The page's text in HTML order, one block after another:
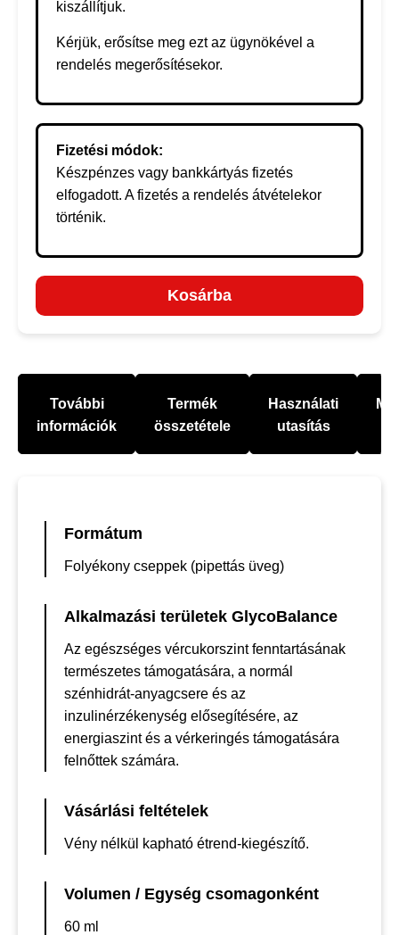
kiszállítjuk.
Kérjük, erősítse meg ezt az ügynökével a
rendelés megerősítésekor.
Fizetési módok:
Készpénzes vagy bankkártyás fizetés
elfogadott. A fizetés a rendelés átvételekor
történik.
Kosárba
További
információk
Termék
összetétele
Használati
utasítás
Formátum
Folyékony cseppek (pipettás üveg)
Alkalmazási területek GlycoBalance
Az egészséges vércukorszint fenntartásának
természetes támogatására, a normál
szénhidrát-anyagcsere és az
inzulinérzékenység elősegítésére, az
energiaszint és a vérkeringés támogatására
felnőttek számára.
Vásárlási feltételek
Vény nélkül kapható étrend-kiegészítő.
Volumen / Egység csomagonként
60 ml